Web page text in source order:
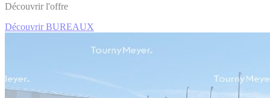
Découvrir l'offre
Découvrir BUREAUX